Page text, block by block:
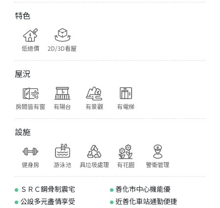
特色
低總價 2D/3D看屋
屋況
房間皆有窗 有陽台 有景觀 有電梯
設施
健身房 游泳池 具垃圾處理 有花園 警衛管理
ＳＲＣ鋼骨制震宅
善化市中心機能優
公設多元盡情享受
近善化車站通勤便捷